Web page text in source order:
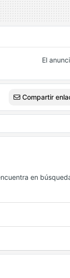
El
Compartir
en